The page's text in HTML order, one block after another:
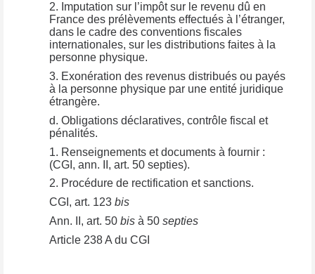
2. Imputation sur l’impôt sur le revenu dû en
France des prélèvements effectués à l’étranger,
dans le cadre des conventions fiscales
internationales, sur les distributions faites à la
personne physique.
3. Exonération des revenus distribués ou payés
à la personne physique par une entité juridique
étrangère.
d. Obligations déclaratives, contrôle fiscal et
pénalités.
1. Renseignements et documents à fournir :
(CGI, ann. II, art. 50 septies).
2. Procédure de rectification et sanctions.
CGI, art. 123 bis
Ann. II, art. 50 bis à 50 septies
Article 238 A du CGI